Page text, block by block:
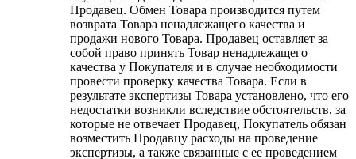
Продавец. Обмен Товара производится путем
возврата Товара ненадлежащего качества и
продажи нового Товара. Продавец оставляет за
собой право принять Товар ненадлежащего
качества у Покупателя и в случае необходимости
провести проверку качества Товара. Если в
результате экспертизы Товара установлено, что его
недостатки возникли вследствие обстоятельств, за
которые не отвечает Продавец, Покупатель обязан
возместить Продавцу расходы на проведение
экспертизы, а также связанные с ее проведением